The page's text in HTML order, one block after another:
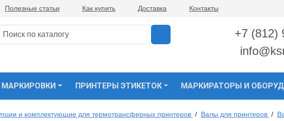
Полезные статьи Как купить Доставка Контакты
+7 (812)
ПРИНТЕРЫ ЭТИКЕТОК МАРКИРАТОРЫ И
и комплектующие для термотрансферных принтеров / Валы для принтеров /